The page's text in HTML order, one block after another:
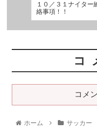
１０／３１ナイター
絡事項！！
コ
コメ
ホーム サッカー